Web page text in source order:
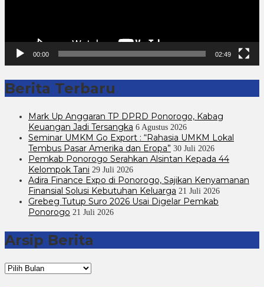
00:00 02:49
Berita Terbaru
Mark Up Anggaran TP DPRD Ponorogo, Kabag
Keuangan Jadi Tersangka 6 Agustus 2026
Seminar UMKM Go Export : “Rahasia UMKM Lokal
Tembus Pasar Amerika dan Eropa” 30 Juli 2026
Pemkab Ponorogo Serahkan Alsintan Kepada 44
Kelompok Tani 29 Juli 2026
Adira Finance Expo di Ponorogo, Sajikan Kenyamanan
Finansial Solusi Kebutuhan Keluarga 21 Juli 2026
Grebeg Tutup Suro 2026 Usai Digelar Pemkab
Ponorogo 21 Juli 2026
Arsip Berita
Arsip
Berita